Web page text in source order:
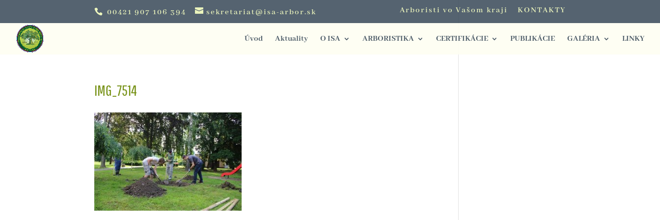
00421 907 106 394 sekretariat@isa-arbor.sk Arboristi vo Vašom kraji KONTAKTY
Úvod Aktuality O ISA ARBORISTIKA CERTIFIKÁCIE PUBLIKÁCIE GALÉRIA LINKY
IMG_7514